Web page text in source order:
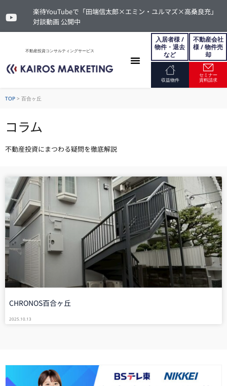
楽待YouTubeで「田端信太郎×エミン・ユルマズ×高桑良充」
対談動画 公開中
不動産投資コンサルティングサービス
入居者様 /
物件・退去
など
不動産会社
様 / 物件売
却
収益物件
セミナー
資料請求
TOP > 百合ヶ丘
コラム
不動産投資にまつわる疑問を徹底解説
CHRONOS百合ヶ丘
2025.10.13